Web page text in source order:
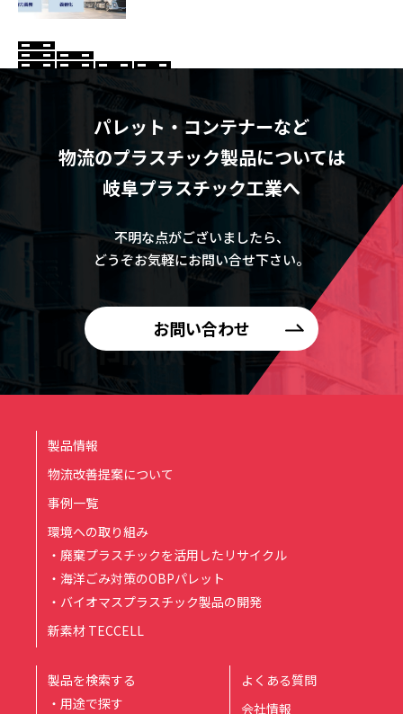
パレット・コンテナーなど
物流のプラスチック製品については
岐阜プラスチック工業へ
不明な点がございましたら、
どうぞお気軽にお問い合せ下さい。
お問い合わせ
製品情報
物流改善提案について
事例一覧
環境への取り組み
・廃棄プラスチックを活用したリサイクル
・海洋ごみ対策のOBPパレット
・バイオマスプラスチック製品の開発
新素材 TECCELL
製品を検索する
・用途で探す
よくある質問
会社情報